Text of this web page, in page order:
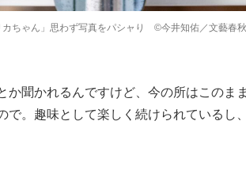
カちゃん」思わず写真をパシャり ©今井知佑／文藝春秋
聞かれるんですけど、今の所はこのま
で。趣味として楽しく続けられているし